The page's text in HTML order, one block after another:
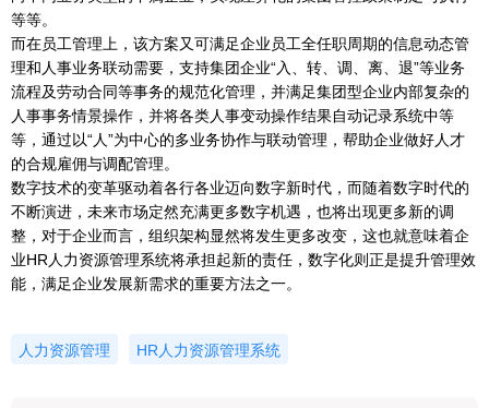
等等。
而在员工管理上，该方案又可满足企业员工全任职周期的信息动态管
理和人事业务联动需要，支持集团企业“入、转、调、离、退”等业务
流程及劳动合同等事务的规范化管理，并满足集团型企业内部复杂的
人事事务情景操作，并将各类人事变动操作结果自动记录系统中等
等，通过以“人”为中心的多业务协作与联动管理，帮助企业做好人才
的合规雇佣与调配管理。
数字技术的变革驱动着各行各业迈向数字新时代，而随着数字时代的
不断演进，未来市场定然充满更多数字机遇，也将出现更多新的调
整，对于企业而言，组织架构显然将发生更多改变，这也就意味着企
业HR人力资源管理系统将承担起新的责任，数字化则正是提升管理效
能，满足企业发展新需求的重要方法之一。
人力资源管理 HR人力资源管理系统